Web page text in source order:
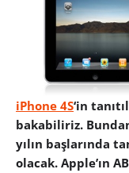
iPhone 4S‘in
bakabiliriz.
yılın başlarında
olacak. Apple’ın